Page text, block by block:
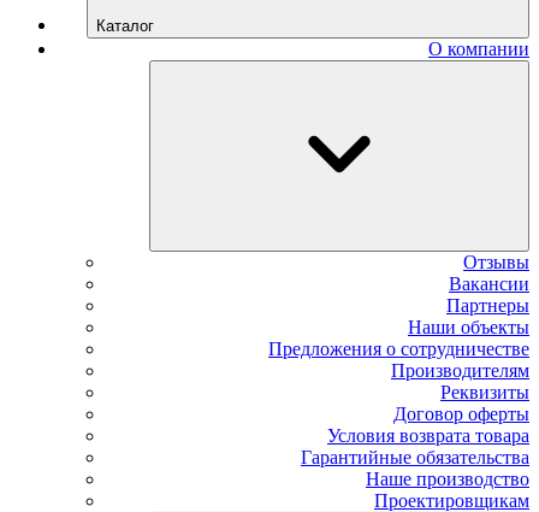
Каталог
О компании
Отзывы
Вакансии
Партнеры
Наши объекты
Предложения о сотрудничестве
Производителям
Реквизиты
Договор оферты
Условия возврата товара
Гарантийные обязательства
Наше производство
Проектировщикам